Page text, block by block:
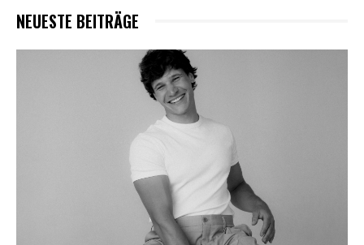
NEUESTE BEITRÄGE